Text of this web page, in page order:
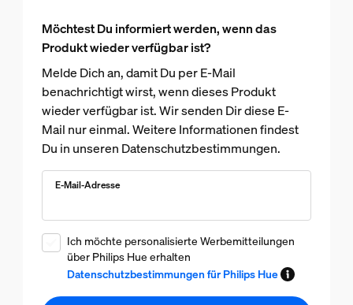
Möchtest Du informiert werden, wenn das
Produkt wieder verfügbar ist?
Melde Dich an, damit Du per E-Mail
benachrichtigt wirst, wenn dieses Produkt
wieder verfügbar ist. Wir senden Dir diese E-
Mail nur einmal. Weitere Informationen findest
Du in unseren Datenschutzbestimmungen.
E-Mail-Adresse
Ich möchte personalisierte Werbemitteilungen
über Philips Hue erhalten
Datenschutzbestimmungen für Philips Hue